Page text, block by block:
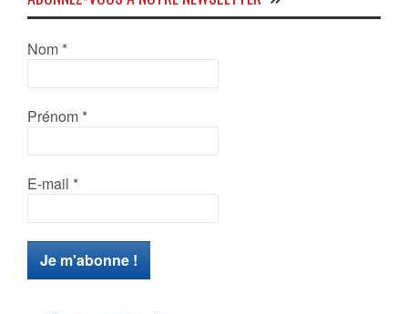
Nom *
Prénom *
E-mail *